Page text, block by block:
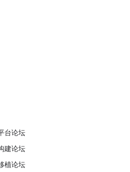
台论坛
建论坛
植论坛